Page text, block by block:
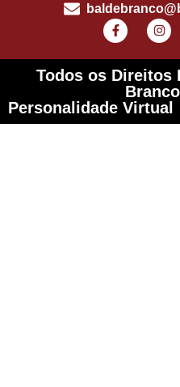
Todos os Direitos
Personalidade Virtual